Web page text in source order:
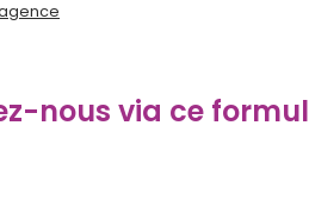
nous via ce